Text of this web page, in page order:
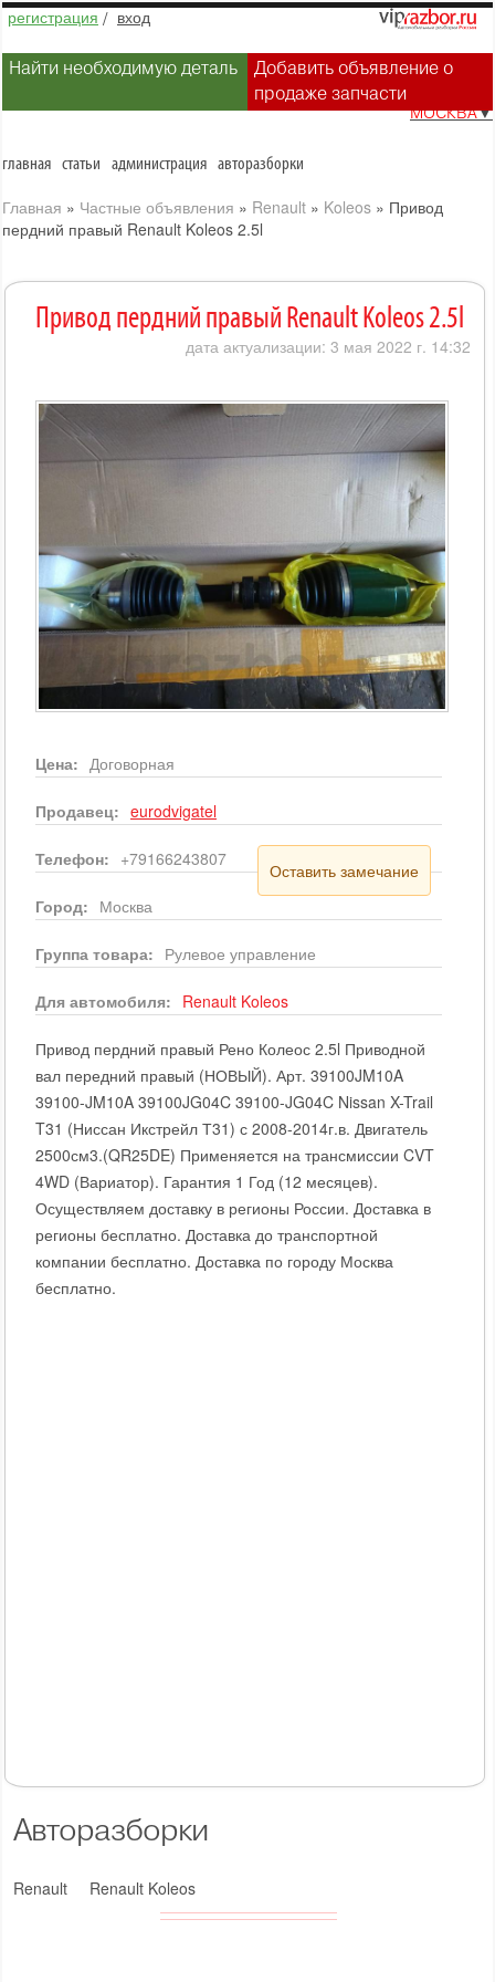
регистрация / вход
Найти необходимую деталь
Добавить объявление о
продаже запчасти
МОСКВА▼
главная статьи администрация авторазборки
Главная » Частные объявления » Renault » Koleos » Привод
пердний правый Renault Koleos 2.5l
Авторазборки
Renault Renault Koleos
Привод пердний правый Renault Koleos 2.5l
дата актуализации: 3 мая 2022 г. 14:32
Цена: Договорная
Продавец: eurodvigatel
Телефон: +79166243807
Оставить замечание
Город: Москва
Группа товара: Рулевое управление
Для автомобиля: Renault Koleos
Привод пердний правый Рено Колеос 2.5l Приводной
вал передний правый (НОВЫЙ). Арт. 39100JM10A
39100-JM10A 39100JG04C 39100-JG04C Nissan X-Trail
T31 (Ниссан Икстрейл Т31) с 2008-2014г.в. Двигатель
2500см3.(QR25DE) Применяется на трансмиссии CVT
4WD (Вариатор). Гарантия 1 Год (12 месяцев).
Осуществляем доставку в регионы России. Доставка в
регионы бесплатно. Доставка до транспортной
компании бесплатно. Доставка по городу Москва
бесплатно.